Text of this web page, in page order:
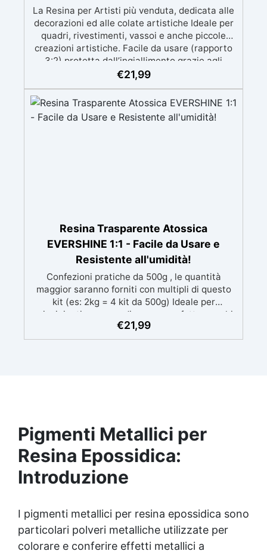
La Resina per Artisti più venduta, dedicata alle
decorazioni ed alle colate artistiche Ideale per
quadri, rivestimenti, vassoi e anche piccole
creazioni artistiche. Facile da usare (rapporto
3:2) protetta dall’ingiallimento grazie agli
speciali filtri UV Formula densa : non cola via,
in 12-24h garantendo una superficie lucida e
brillante
€21,99
Resina Trasparente Atossica
EVERSHINE 1:1 - Facile da Usare e
Resistente all'umidità!
Confezioni pratiche da 500g , le quantità
maggior saranno forniti con multipli di questo
kit (es: 2kg = 4 kit da 500g) Ideale per
principianti: a prova di errore, perfetta per chi
inizia. Sempre lucida: garantisce una finitura
brillante e uniforme in ogni condizione.
€21,99
Pigmenti Metallici per
Resina Epossidica:
Introduzione
I pigmenti metallici per resina epossidica sono
particolari polveri metalliche utilizzate per
colorare e conferire effetti metallici a